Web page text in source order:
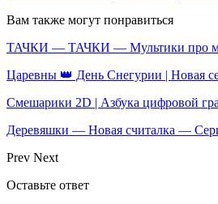
Вам также могут понравиться
ТАЧКИ — ТАЧКИ — Мультики про
Царевны 👑 День Снегурии | Новая
Смешарики 2D | Азбука цифровой
Деревяшки — Новая считалка —
Prev Next
Оставьте ответ